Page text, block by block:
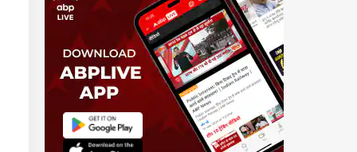
ரெண்டு
ஏகப்பட்ட
வாரி
BYD;
இருந்தா